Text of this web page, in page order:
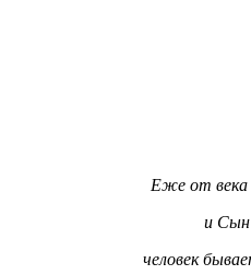
Еже от века
и Сын
человек